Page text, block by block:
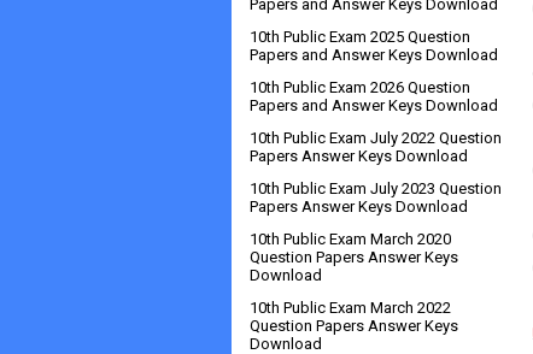
Papers and Answer Keys Download
10th Public Exam 2025 Question
Papers and Answer Keys Download
10th Public Exam 2026 Question
Papers and Answer Keys Download
10th Public Exam July 2022 Question
Papers Answer Keys Download
10th Public Exam July 2023 Question
Papers Answer Keys Download
10th Public Exam March 2020
Question Papers Answer Keys
Download
10th Public Exam March 2022
Question Papers Answer Keys
Download